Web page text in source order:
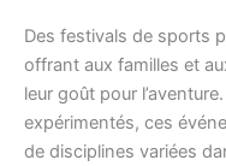
Des festivals de sports
offrant aux familles et
leur goût pour
expérimentés, ces
de disciplines variées